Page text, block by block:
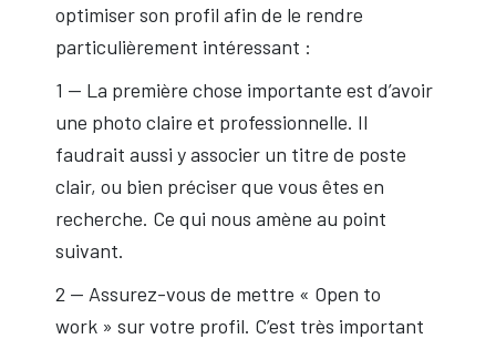
optimiser son profil afin de le rendre
particulièrement intéressant :
1 — La première chose importante est d’avoir
une photo claire et professionnelle. Il
faudrait aussi y associer un titre de poste
clair, ou bien préciser que vous êtes en
recherche. Ce qui nous amène au point
suivant.
2 — Assurez-vous de mettre « Open to
work » sur votre profil. C’est très important